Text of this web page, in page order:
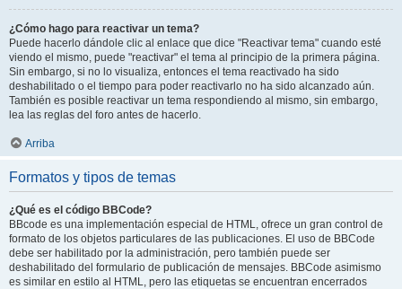
¿Cómo hago para reactivar un tema?
Puede hacerlo dándole clic al enlace que dice "Reactivar tema" cuando esté
viendo el mismo, puede "reactivar" el tema al principio de la primera página.
Sin embargo, si no lo visualiza, entonces el tema reactivado ha sido
deshabilitado o el tiempo para poder reactivarlo no ha sido alcanzado aún.
También es posible reactivar un tema respondiendo al mismo, sin embargo,
lea las reglas del foro antes de hacerlo.
Arriba
Formatos y tipos de temas
¿Qué es el código BBCode?
BBcode es una implementación especial de HTML, ofrece un gran control de
formato de los objetos particulares de las publicaciones. El uso de BBCode
debe ser habilitado por la administración, pero también puede ser
deshabilitado del formulario de publicación de mensajes. BBCode asimismo
es similar en estilo al HTML, pero las etiquetas se encuentran encerrados